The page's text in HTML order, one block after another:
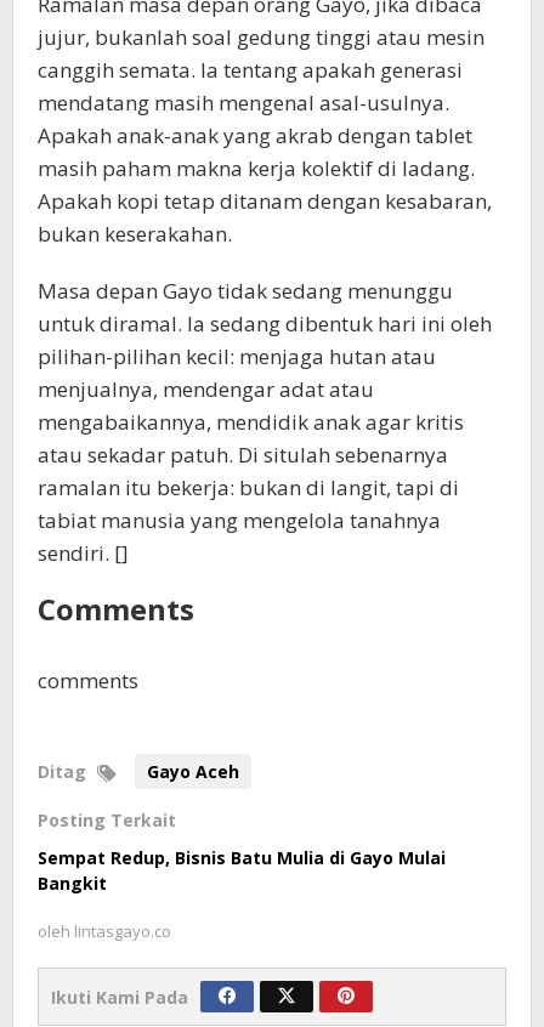
jujur, bukanlah soal gedung tinggi atau mesin
canggih semata. Ia tentang apakah generasi
mendatang masih mengenal asal-usulnya.
Apakah anak-anak yang akrab dengan tablet
masih paham makna kerja kolektif di ladang.
Apakah kopi tetap ditanam dengan kesabaran,
bukan keserakahan.
Masa depan Gayo tidak sedang menunggu
untuk diramal. Ia sedang dibentuk hari ini oleh
pilihan-pilihan kecil: menjaga hutan atau
menjualnya, mendengar adat atau
mengabaikannya, mendidik anak agar kritis
atau sekadar patuh. Di situlah sebenarnya
ramalan itu bekerja: bukan di langit, tapi di
tabiat manusia yang mengelola tanahnya
sendiri. []
Comments
comments
Ditag Gayo Aceh
Posting Terkait
Sempat Redup, Bisnis Batu Mulia di Gayo Mulai
Bangkit
oleh lintasgayo.co
Ikuti Kami Pada